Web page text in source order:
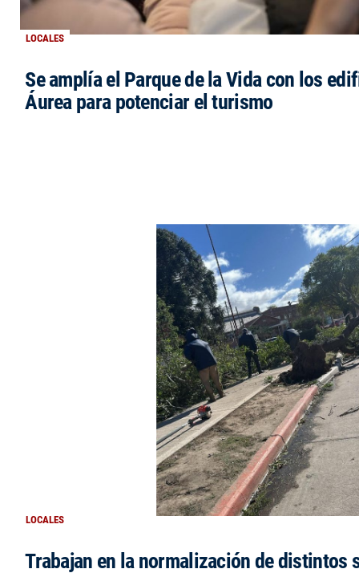
LOCALES
Se amplía el Parque de la Vida con los
Áurea para potenciar el turismo
LOCALES
Trabajan en la normalización de distintos